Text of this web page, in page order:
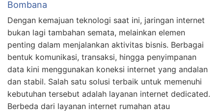
Bombana
Dengan kemajuan teknologi saat ini, jaringan internet
bukan lagi tambahan semata, melainkan elemen
penting dalam menjalankan aktivitas bisnis. Berbagai
bentuk komunikasi, transaksi, hingga penyimpanan
data kini menggunakan koneksi internet yang andalan
dan stabil. Salah satu solusi terbaik untuk memenuhi
kebutuhan tersebut adalah layanan internet dedicated.
Berbeda dari layanan internet rumahan atau